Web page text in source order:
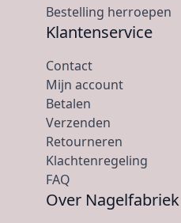
Bestelling herroepen
Klantenservice
Contact
Mijn account
Betalen
Verzenden
Retourneren
Klachtenregeling
FAQ
Over Nagelfabriek